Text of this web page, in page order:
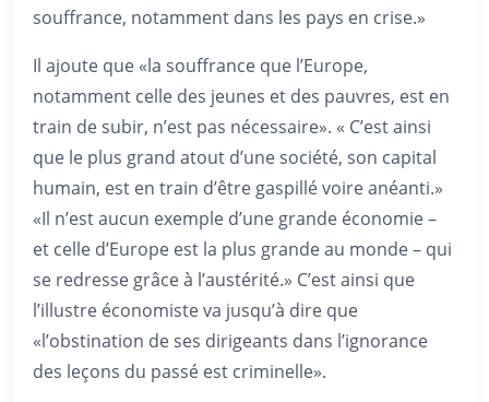
souffrance, notamment dans les pays en crise.»
Il ajoute que «la souffrance que l’Europe,
notamment celle des jeunes et des pauvres, est en
train de subir, n’est pas nécessaire». « C’est ainsi
que le plus grand atout d’une société, son capital
humain, est en train d’être gaspillé voire anéanti.»
«Il n’est aucun exemple d’une grande économie –
et celle d’Europe est la plus grande au monde – qui
se redresse grâce à l’austérité.» C’est ainsi que
l’illustre économiste va jusqu’à dire que
«l’obstination de ses dirigeants dans l’ignorance
des leçons du passé est criminelle».